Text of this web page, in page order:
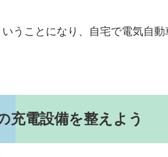
うことになり、自宅で電気自
充電設備を整えよう